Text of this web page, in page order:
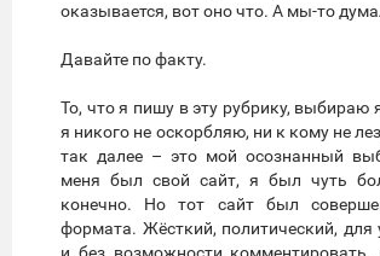
оказывается, вот оно что. А мы-то
Давайте по факту.
То, что я пишу в эту рубрику, выбираю
я никого не оскорбляю, ни к кому не
так далее – это мой осознанный
меня был свой сайт, я был чуть
конечно. Но тот сайт был
формата. Жёсткий, политический, для